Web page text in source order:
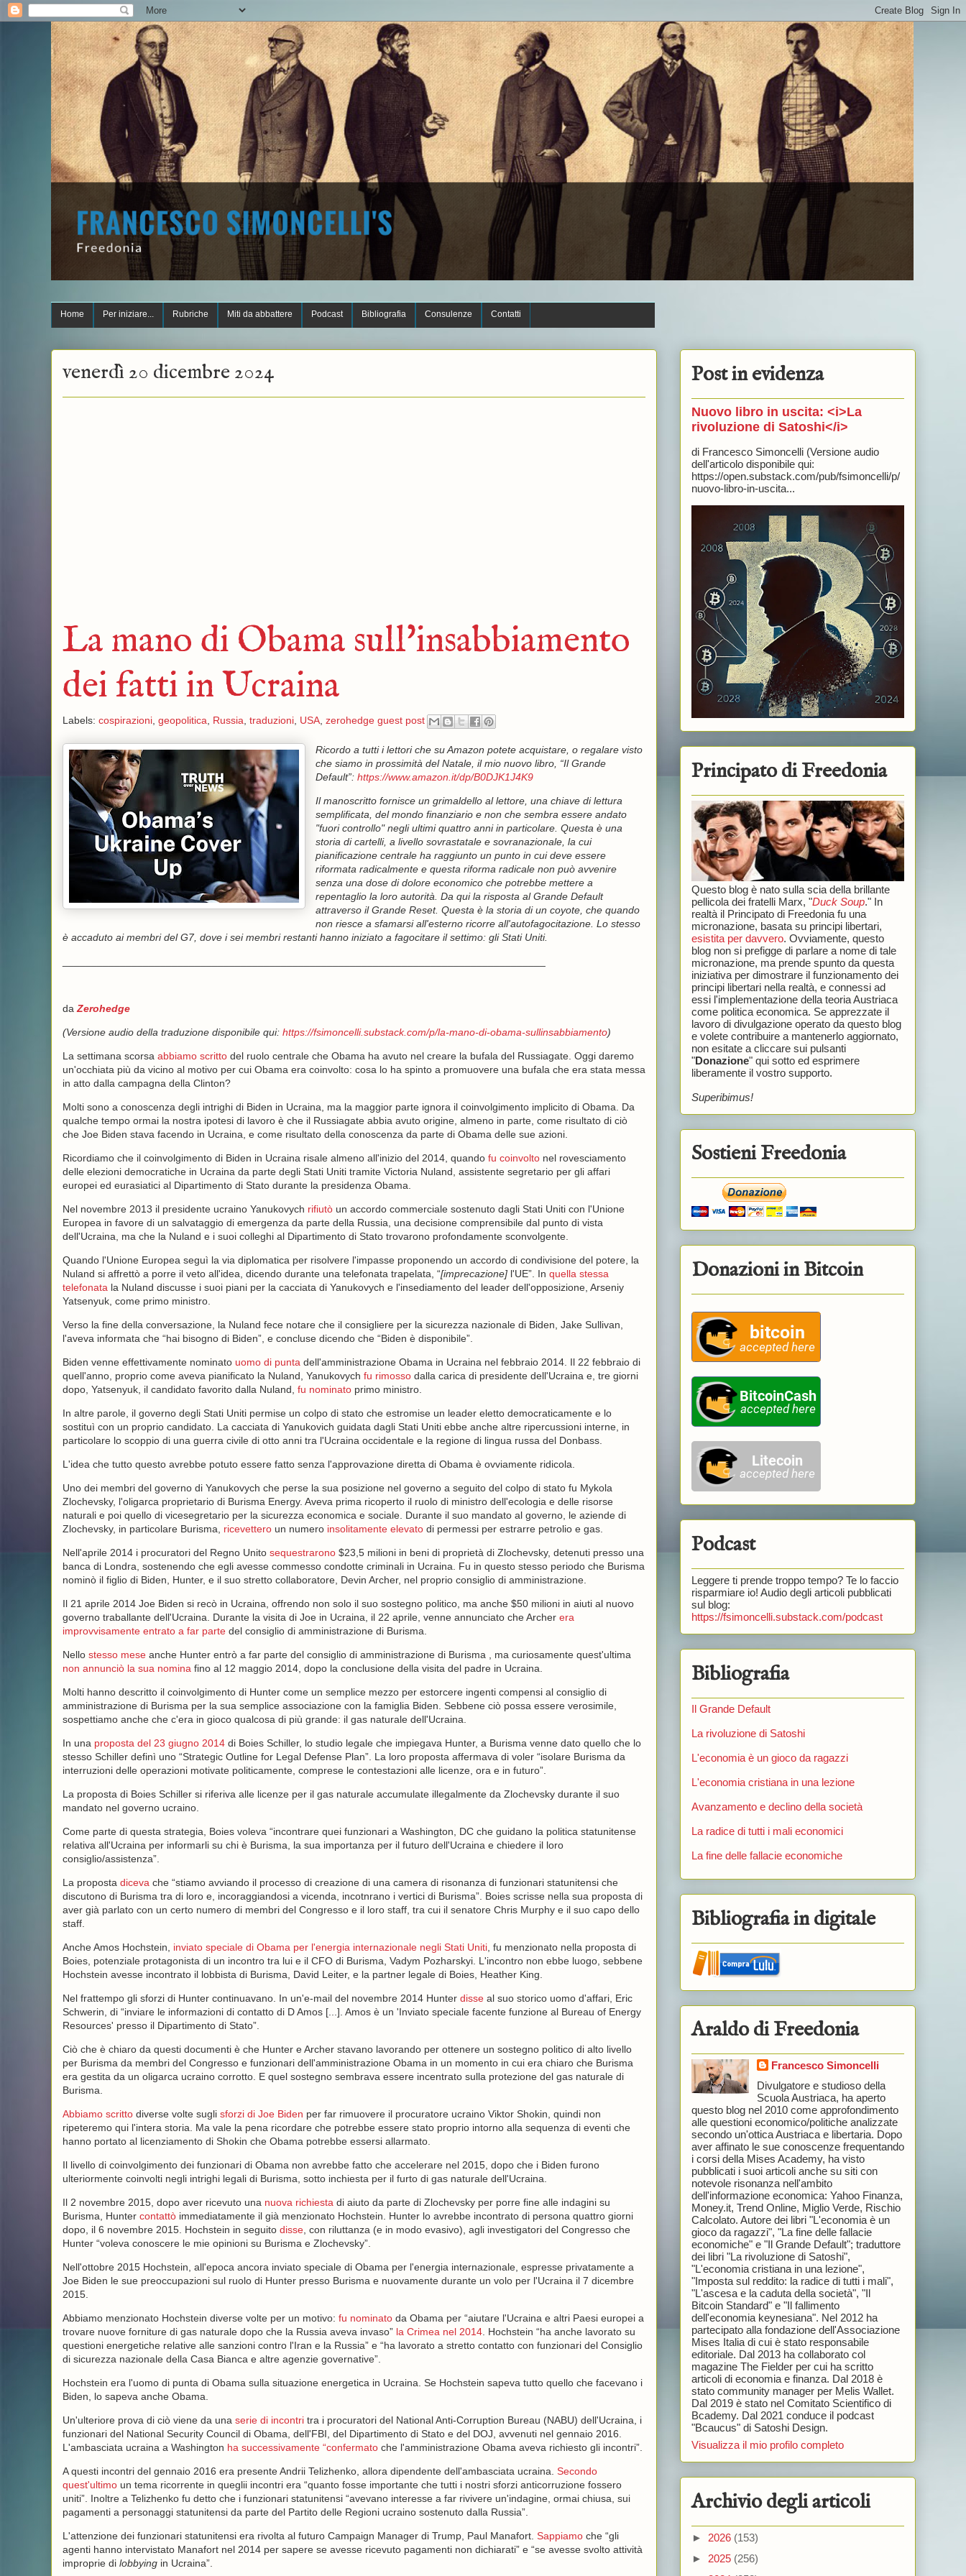
Home Per iniziare... Rubriche Miti da abbattere Podcast Bibliografia Consulenze Contatti
venerdì 20 dicembre 2024
La mano di Obama sull'insabbiamento
dei fatti in Ucraina
Labels: cospirazioni, geopolitica, Russia, traduzioni, USA, zerohedge guest post
Ricordo a tutti i lettori che su Amazon potete acquistare, o regalare visto
che siamo in prossimità del Natale, il mio nuovo libro, “Il Grande
Default”: https://www.amazon.it/dp/B0DJK1J4K9
Il manoscritto fornisce un grimaldello al lettore, una chiave di lettura
semplificata, del mondo finanziario e non che sembra essere andato
"fuori controllo" negli ultimi quattro anni in particolare. Questa è una
storia di cartelli, a livello sovrastatale e sovranazionale, la cui
pianificazione centrale ha raggiunto un punto in cui deve essere
riformata radicalmente e questa riforma radicale non può avvenire
senza una dose di dolore economico che potrebbe mettere a
repentaglio la loro autorità. Da qui la risposta al Grande Default
attraverso il Grande Reset. Questa è la storia di un coyote, che quando
non riesce a sfamarsi all'esterno ricorre all'autofagocitazione. Lo stesso
è accaduto ai membri del G7, dove i sei membri restanti hanno iniziato a fagocitare il settimo: gli Stati Uniti.
da Zerohedge
(Versione audio della traduzione disponibile qui: https://fsimoncelli.substack.com/p/la-mano-di-obama-sullinsabbiamento)
La settimana scorsa abbiamo scrittodel ruolo centrale che Obama ha avuto nel creare la bufala del Russiagate. Oggi daremo
un'occhiata più da vicino al motivo per cui Obama era coinvolto: cosa lo ha spinto a promuovere una bufala che era stata messa
in atto dalla campagna della Clinton?
Molti sono a conoscenza degli intrighi di Biden in Ucraina, ma la maggior parte ignora il coinvolgimento implicito di Obama. Da
qualche tempo ormai la nostra ipotesi di lavoro è che il Russiagate abbia avuto origine, almeno in parte, come risultato di ciò
che Joe Biden stava facendo in Ucraina, e come risultato della conoscenza da parte di Obama delle sue azioni.
Ricordiamo che il coinvolgimento di Biden in Ucraina risale almeno all'inizio del 2014, quando fu coinvoltonel rovesciamento
delle elezioni democratiche in Ucraina da parte degli Stati Uniti tramite Victoria Nuland, assistente segretario per gli affari
europei ed eurasiatici al Dipartimento di Stato durante la presidenza Obama.
Nel novembre 2013 il presidente ucraino Yanukovych rifiutòun accordo commerciale sostenuto dagli Stati Uniti con l'Unione
Europea in favore di un salvataggio di emergenza da parte della Russia, una decisione comprensibile dal punto di vista
dell'Ucraina, ma che la Nuland e i suoi colleghi al Dipartimento di Stato trovarono profondamente sconvolgente.
Quando l'Unione Europea seguì la via diplomatica per risolvere l'impasse proponendo un accordo di condivisione del potere, la
Nuland si affrettò a porre il veto all'idea, dicendo durante una telefonata trapelata, “[imprecazione]l'UE”. In quella stessa
telefonata la Nuland discusse i suoi piani per la cacciata di Yanukovych e l'insediamento del leader dell'opposizione, Arseniy
Yatsenyuk, come primo ministro.
Verso la fine della conversazione, la Nuland fece notare che il consigliere per la sicurezza nazionale di Biden, Jake Sullivan,
l'aveva informata che “hai bisogno di Biden”, e concluse dicendo che “Biden è disponibile”.
Biden venne effettivamente nominato uomo di punta dell'amministrazione Obama in Ucraina nel febbraio 2014. Il 22 febbraio di
quell'anno, proprio come aveva pianificato la Nuland, Yanukovych fu rimossodalla carica di presidente dell'Ucraina e, tre giorni
dopo, Yatsenyuk, il candidato favorito dalla Nuland, fu nominatoprimo ministro.
In altre parole, il governo degli Stati Uniti permise un colpo di stato che estromise un leader eletto democraticamente e lo
sostituì con un proprio candidato. La cacciata di Yanukovich guidata dagli Stati Uniti ebbe anche altre ripercussioni interne, in
particolare lo scoppio di una guerra civile di otto anni tra l'Ucraina occidentale e la regione di lingua russa del Donbass.
L'idea che tutto questo avrebbe potuto essere fatto senza l'approvazione diretta di Obama è ovviamente ridicola.
Uno dei membri del governo di Yanukovych che perse la sua posizione nel governo a seguito del colpo di stato fu Mykola
Zlochevsky, l'oligarca proprietario di Burisma Energy. Aveva prima ricoperto il ruolo di ministro dell'ecologia e delle risorse
naturali e poi quello di vicesegretario per la sicurezza economica e sociale. Durante il suo mandato al governo, le aziende di
Zlochevsky, in particolare Burisma, ricevetteroun numero insolitamente elevatodi permessi per estrarre petrolio e gas.
Nell'aprile 2014 i procuratori del Regno Unito sequestrarono$23,5 milioni in beni di proprietà di Zlochevsky, detenuti presso una
banca di Londra, sostenendo che egli avesse commesso condotte criminali in Ucraina. Fu in questo stesso periodo che Burisma
nominò il figlio di Biden, Hunter, e il suo stretto collaboratore, Devin Archer, nel proprio consiglio di amministrazione.
Il 21 aprile 2014 Joe Biden si recò in Ucraina, offrendo non solo il suo sostegno politico, ma anche $50 milioni in aiuti al nuovo
governo traballante dell'Ucraina. Durante la visita di Joe in Ucraina, il 22 aprile, venne annunciato che Archer era
improvvisamente entrato a far partedel consiglio di amministrazione di Burisma.
Nello stesso meseanche Hunter entrò a far parte del consiglio di amministrazione di Burisma , ma curiosamente quest'ultima
non annunciò la sua nomina fino al 12 maggio 2014, dopo la conclusione della visita del padre in Ucraina.
Molti hanno descritto il coinvolgimento di Hunter come un semplice mezzo per estorcere ingenti compensi al consiglio di
amministrazione di Burisma per la sua semplice associazione con la famiglia Biden. Sebbene ciò possa essere verosimile,
sospettiamo anche che c'era in gioco qualcosa di più grande: il gas naturale dell'Ucraina.
In una proposta del 23 giugno 2014di Boies Schiller, lo studio legale che impiegava Hunter, a Burisma venne dato quello che lo
stesso Schiller definì uno “Strategic Outline for Legal Defense Plan”. La loro proposta affermava di voler “isolare Burisma da
interruzioni delle operazioni motivate politicamente, comprese le contestazioni alle licenze, ora e in futuro”.
La proposta di Boies Schiller si riferiva alle licenze per il gas naturale accumulate illegalmente da Zlochevsky durante il suo
mandato nel governo ucraino.
Come parte di questa strategia, Boies voleva “incontrare quei funzionari a Washington, DC che guidano la politica statunitense
relativa all'Ucraina per informarli su chi è Burisma, la sua importanza per il futuro dell'Ucraina e chiedere il loro
consiglio/assistenza”.
La proposta diceva che “stiamo avviando il processo di creazione di una camera di risonanza di funzionari statunitensi che
discutono di Burisma tra di loro e, incoraggiandosi a vicenda, incotnrano i vertici di Burisma”. Boies scrisse nella sua proposta di
aver già parlato con un certo numero di membri del Congresso e il loro staff, tra cui il senatore Chris Murphy e il suo capo dello
staff.
Anche Amos Hochstein, inviato speciale di Obama per l'energia internazionale negli Stati Uniti, fu menzionato nella proposta di
Boies, potenziale protagonista di un incontro tra lui e il CFO di Burisma, Vadym Pozharskyi. L'incontro non ebbe luogo, sebbene
Hochstein avesse incontrato il lobbista di Burisma, David Leiter, e la partner legale di Boies, Heather King.
Nel frattempo gli sforzi di Hunter continuavano. In un'e-mail del novembre 2014 Hunter disseal suo storico uomo d'affari, Eric
Schwerin, di “inviare le informazioni di contatto di D Amos [...]. Amos è un 'Inviato speciale facente funzione al Bureau of Energy
Resources' presso il Dipartimento di Stato”.
Ciò che è chiaro da questi documenti è che Hunter e Archer stavano lavorando per ottenere un sostegno politico di alto livello
per Burisma da membri del Congresso e funzionari dell'amministrazione Obama in un momento in cui era chiaro che Burisma
era gestita da un oligarca ucraino corrotto. E quel sostegno sembrava essere incentrato sulla protezione del gas naturale di
Burisma.
Abbiamo scrittodiverse volte sugli sforzi di Joe Biden per far rimuovere il procuratore ucraino Viktor Shokin, quindi non
ripeteremo qui l'intera storia. Ma vale la pena ricordare che potrebbe essere stato proprio intorno alla sequenza di eventi che
hanno portato al licenziamento di Shokin che Obama potrebbe essersi allarmato.
Il livello di coinvolgimento dei funzionari di Obama non avrebbe fatto che accelerare nel 2015, dopo che i Biden furono
ulteriormente coinvolti negli intrighi legali di Burisma, sotto inchiesta per il furto di gas naturale dell'Ucraina.
Il 2 novembre 2015, dopo aver ricevuto una nuova richiesta di aiuto da parte di Zlochevsky per porre fine alle indagini su
Burisma, Hunter contattòimmediatamente il già menzionato Hochstein. Hunter lo avrebbe incontrato di persona quattro giorni
dopo, il 6 novembre 2015. Hochstein in seguito disse, con riluttanza (e in modo evasivo), agli investigatori del Congresso che
Hunter “voleva conoscere le mie opinioni su Burisma e Zlochevsky”.
Nell'ottobre 2015 Hochstein, all'epoca ancora inviato speciale di Obama per l'energia internazionale, espresse privatamente a
Joe Biden le sue preoccupazioni sul ruolo di Hunter presso Burisma e nuovamente durante un volo per l'Ucraina il 7 dicembre
2015.
Abbiamo menzionato Hochstein diverse volte per un motivo: fu nominatoda Obama per “aiutare l'Ucraina e altri Paesi europei a
trovare nuove forniture di gas naturale dopo che la Russia aveva invaso” la Crimea nel 2014. Hochstein “ha anche lavorato su
questioni energetiche relative alle sanzioni contro l'Iran e la Russia” e “ha lavorato a stretto contatto con funzionari del Consiglio
di sicurezza nazionale della Casa Bianca e altre agenzie governative”.
Hochstein era l'uomo di punta di Obama sulla situazione energetica in Ucraina. Se Hochstein sapeva tutto quello che facevano i
Biden, lo sapeva anche Obama.
Un'ulteriore prova di ciò viene da una serie di incontritra i procuratori del National Anti-Corruption Bureau (NABU) dell'Ucraina, i
funzionari del National Security Council di Obama, dell'FBI, del Dipartimento di Stato e del DOJ, avvenuti nel gennaio 2016.
L'ambasciata ucraina a Washington ha successivamente “confermatoche l'amministrazione Obama aveva richiesto gli incontri”.
A questi incontri del gennaio 2016 era presente Andrii Telizhenko, allora dipendente dell'ambasciata ucraina. Secondo
quest'ultimoun tema ricorrente in queglii incontri era “quanto fosse importante che tutti i nostri sforzi anticorruzione fossero
uniti”. Inoltre a Telizhenko fu detto che i funzionari statunitensi “avevano interesse a far rivivere un'indagine, ormai chiusa, sui
pagamenti a personaggi statunitensi da parte del Partito delle Regioni ucraino sostenuto dalla Russia”.
L'attenzione dei funzionari statunitensi era rivolta al futuro Campaign Manager di Trump, Paul Manafort. Sappiamoche “gli
agenti hanno intervistato Manafort nel 2014 per sapere se avesse ricevuto pagamenti non dichiarati” e “se avesse svolto attività
improprie di lobbyingin Ucraina”.
Post in evidenza
Nuovo libro in uscita: <i>La
rivoluzione di Satoshi</i>
di Francesco Simoncelli (Versione audio
dell'articolo disponibile qui:
https://open.substack.com/pub/fsimoncelli/p/
nuovo-libro-in-uscita...
Principato di Freedonia
Questo blog è nato sulla scia della brillante
pellicola dei fratelli Marx, "Duck Soup." In
realtà il Principato di Freedonia fu una
micronazione, basata su principi libertari,
esistita per davvero. Ovviamente, questo
blog non si prefigge di parlare a nome di tale
micronazione, ma prende spunto da questa
iniziativa per dimostrare il funzionamento dei
principi libertari nella realtà, e connessi ad
essi l'implementazione della teoria Austriaca
come politica economica. Se apprezzate il
lavoro di divulgazione operato da questo blog
e volete contribuire a mantenerlo aggiornato,
non esitate a cliccare sui pulsanti
"Donazione" qui sotto ed esprimere
liberamente il vostro supporto.
Superibimus!
Sostieni Freedonia
Donazioni in Bitcoin
Podcast
Leggere ti prende troppo tempo? Te lo faccio
risparmiare io! Audio degli articoli pubblicati
sul blog:
https://fsimoncelli.substack.com/podcast
Bibliografia
Il Grande Default
La rivoluzione di Satoshi
L'economia è un gioco da ragazzi
L'economia cristiana in una lezione
Avanzamento e declino della società
La radice di tutti i mali economici
La fine delle fallacie economiche
Bibliografia in digitale
Araldo di Freedonia
Francesco Simoncelli
Divulgatore e studioso della
Scuola Austriaca, ha aperto
questo blog nel 2010 come approfondimento
alle questioni economico/politiche analizzate
secondo un'ottica Austriaca e libertaria. Dopo
aver affinato le sue conoscenze frequentando
i corsi della Mises Academy, ha visto
pubblicati i suoi articoli anche su siti con
notevole risonanza nell'ambito
dell'informazione economica: Yahoo Finanza,
Money.it, Trend Online, Miglio Verde, Rischio
Calcolato. Autore dei libri "L'economia è un
gioco da ragazzi", "La fine delle fallacie
economiche" e "Il Grande Default"; traduttore
dei libri "La rivoluzione di Satoshi",
"L'economia cristiana in una lezione",
"Imposta sul reddito: la radice di tutti i mali",
"L'ascesa e la caduta della società", "Il
Bitcoin Standard" e "Il fallimento
dell'economia keynesiana". Nel 2012 ha
partecipato alla fondazione dell'Associazione
Mises Italia di cui è stato responsabile
editoriale. Dal 2013 ha collaborato col
magazine The Fielder per cui ha scritto
articoli di economia e finanza. Dal 2018 è
stato community manager per Melis Wallet.
Dal 2019 è stato nel Comitato Scientifico di
Bcademy. Dal 2021 conduce il podcast
"Bcaucus" di Satoshi Design.
Visualizza il mio profilo completo
Archivio degli articoli
► 2026 (153)
► 2025 (256)